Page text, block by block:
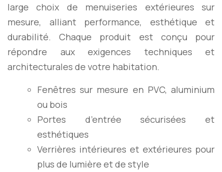
large choix de menuiseries extérieures sur
mesure, alliant performance, esthétique et
durabilité. Chaque produit est conçu pour
répondre aux exigences techniques et
architecturales de votre habitation.
Fenêtres sur mesure en PVC, aluminium
ou bois
Portes d’entrée sécurisées et
esthétiques
Verrières intérieures et extérieures pour
plus de lumière et de style